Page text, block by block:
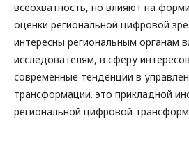
всеохватность, но влияют на
оценки региональной цифровой
интересны региональным органам
исследователям, в сферу
современные тенденции в
трансформации. это прикладной
региональной цифровой